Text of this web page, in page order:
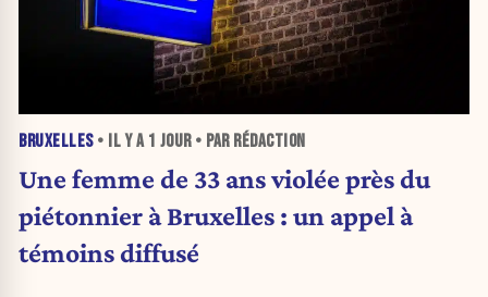
BRUXELLES• IL Y A 1 JOUR• PAR RÉDACTION
Une femme de 33 ans violée près du
piétonnier à Bruxelles : un appel à
témoins diffusé